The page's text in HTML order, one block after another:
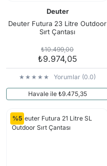
Deuter
Deuter Futura 23 Litre Outdoor
Sırt Çantası
₺10.499,00
₺9.974,05
Yorumlar (0.0)
Havale ile ₺9.475,35
%5